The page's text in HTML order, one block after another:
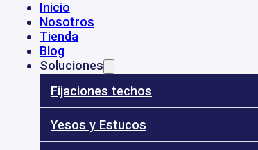
Inicio
Nosotros
Tienda
Blog
Soluciones
Fijaciones techos
Yesos y Estucos
- 3185896064